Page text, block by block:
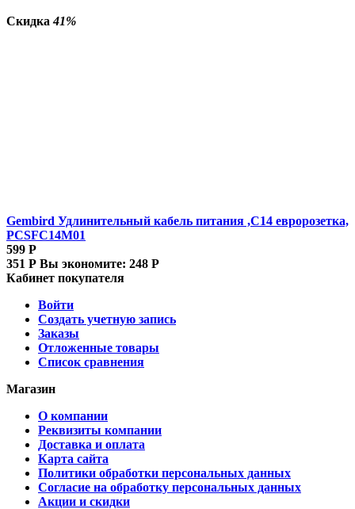
Скидка41%
Gembird Удлинительный кабель питания ,C14 евророзетка,
PCSFC14M01
599 Р
351 Р Вы экономите: 248 Р
Кабинет покупателя
Войти
Создать учетную запись
Заказы
Отложенные товары
Список сравнения
Магазин
О компании
Реквизиты компании
Доставка и оплата
Карта сайта
Политики обработки персональных данных
Согласие на обработку персональных данных
Акции и скидки